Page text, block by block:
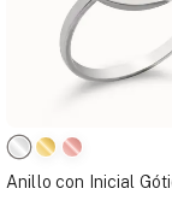
Anillo con Inicial